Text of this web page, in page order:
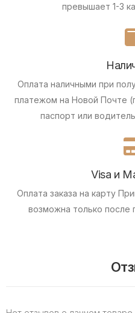
превышает 1-3
Оплата наличными при
платежом на Новой Почте
паспорт или
Visa и
Оплата заказа на карту
возможна только